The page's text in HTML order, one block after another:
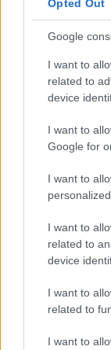
Opted Out
Google
I want to
related to
device
I want to
Google for
I want to
I want to
related to
device
I want to
related to
I want to
Lefelezik
Jasinka Ádám•2018.
A TV2 Csoport
alkalommal is